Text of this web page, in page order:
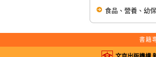
食品、營養、幼
書籍